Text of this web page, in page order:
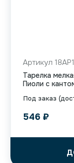
Под заказ
Артикул
Тарелка
Пиоли с
546 ₽